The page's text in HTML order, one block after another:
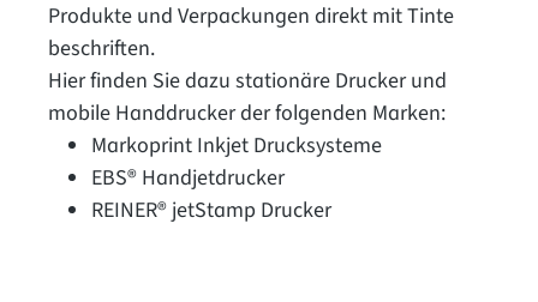
Produkte und Verpackungen direkt mit Tinte
beschriften.
Hier finden Sie dazu stationäre Drucker und
mobile Handdrucker der folgenden Marken:
Markoprint Inkjet Drucksysteme
EBS® Handjetdrucker
REINER® jetStamp Drucker